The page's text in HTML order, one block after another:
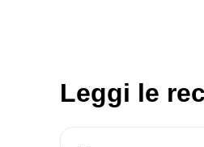
Leggi le